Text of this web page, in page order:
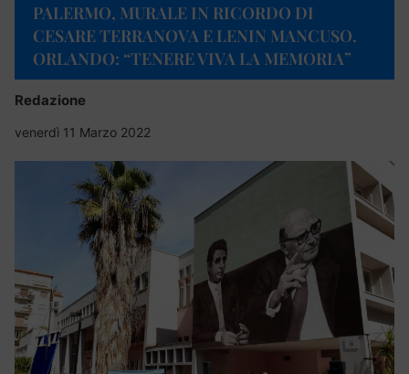
PALERMO, MURALE IN RICORDO DI
CESARE TERRANOVA E LENIN MANCUSO.
ORLANDO: “TENERE VIVA LA MEMORIA”
Redazione
venerdì 11 Marzo 2022